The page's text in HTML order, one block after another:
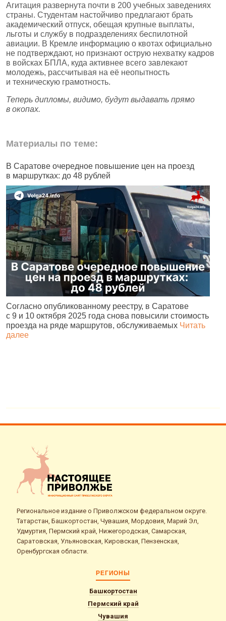
Агитация развернута почти в 200 учебных заведениях
страны. Студентам настойчиво предлагают брать
академический отпуск, обещая крупные выплаты,
льготы и службу в подразделениях беспилотной
авиации. В Кремле информацию о квотах официально
не подтверждают, но признают острую нехватку кадров
в войсках БПЛА, куда активнее всего завлекают
молодежь, рассчитывая на её неопытность
и техническую грамотность.
Теперь дипломы, видимо, будут выдавать прямо
в окопах.
Материалы по теме:
В Саратове очередное повышение цен на проезд
в маршрутках: до 48 рублей
Согласно опубликованному реестру, в Саратове
с 9 и 10 октября 2025 года снова повысили стоимость
проезда на ряде маршрутов, обслуживаемых Читать
далее
Региональное издание о Приволжском федеральном округе.
Татарстан, Башкортостан, Чувашия, Мордовия, Марий Эл,
Удмуртия, Пермский край, Нижегородская, Самарская,
Саратовская, Ульяновская, Кировская, Пензенская,
Оренбургская области.
РЕГИОНЫ
Башкортостан
Пермский край
Чувашия